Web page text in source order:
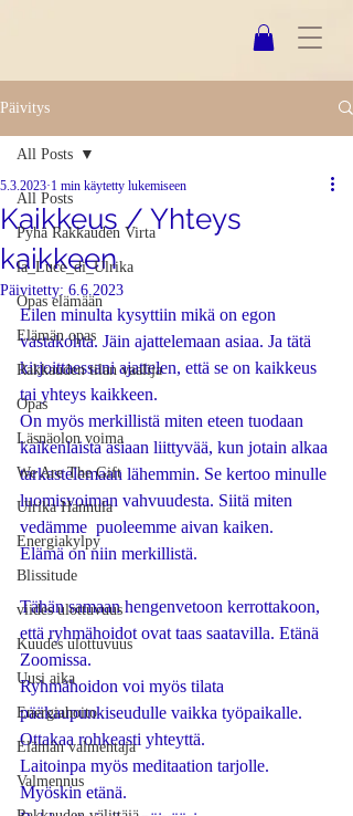
Päivitys
All Posts
Pyhä Rakkauden Virta
la_Luce_di_Ulrika
Opas elämään
Elämän opas
Rakkauden tilan vaalija
Opas
Läsnäolon voima
We Are The Gift
Ulrika Hannula
Energiakylpy
Blissitude
viides ulottuvuus
Kuudes ulottuvuus
Uusi aika
Energiahoito
Elämän valmentaja
Valmennus
All Posts
Kaikkeus / Yhteys
kaikkeen
5.3.2023 1 min käytetty lukemiseen
Päivitetty: 6.6.2023
Eilen minulta kysyttiin mikä on egon
vastakohta. Jäin ajattelemaan asiaa. Ja tätä
kirjoittaessani ajattelen, että se on kaikkeus
tai yhteys kaikkeen.
On myös merkillistä miten eteen tuodaan
kaikenlaista asiaan liittyvää, kun jotain alkaa
tarkastelemaan lähemmin. Se kertoo minulle
luomisvoiman vahvuudesta. Siitä miten
vedämme  puoleemme aivan kaiken.
Elämä on niin merkillistä.
Tähän samaan hengenvetoon kerrottakoon,
että ryhmähoidot ovat taas saatavilla. Etänä
Zoomissa.
Ryhmähoidon voi myös tilata
pääkaupunkiseudulle vaikka työpaikalle.
Ottakaa rohkeasti yhteyttä.
Laitoinpa myös meditaation tarjolle.
Myöskin etänä.